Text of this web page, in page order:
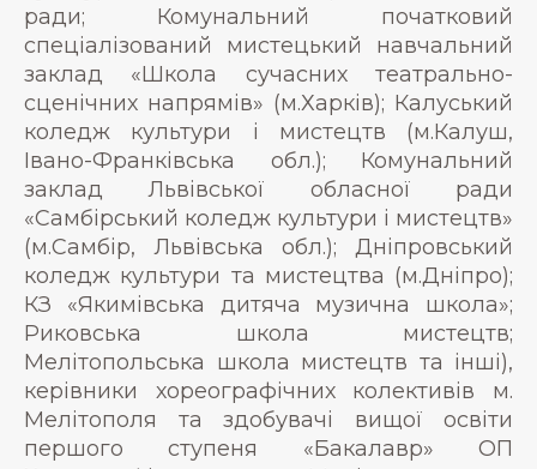
ради; Комунальний початковий
спеціалізований мистецький навчальний
заклад «Школа сучасних театрально-
сценічних напрямів» (м.Харків); Калуський
коледж культури і мистецтв (м.Калуш,
Івано-Франківська обл.); Комунальний
заклад Львівської обласної ради
«Самбірський коледж культури і мистецтв»
(м.Самбір, Львівська обл.); Дніпровський
коледж культури та мистецтва (м.Дніпро);
КЗ «Якимівська дитяча музична школа»;
Риковська школа мистецтв;
Мелітопольська школа мистецтв та інші),
керівники хореографічних колективів м.
Мелітополя та здобувачі вищої освіти
першого ступеня «Бакалавр» ОП